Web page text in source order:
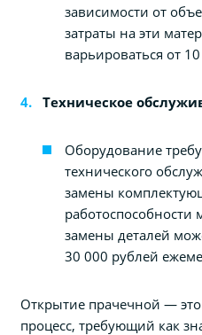
зависимости от
затраты на эти
варьироваться от
Техническое
Оборудование
технического
замены
замены деталей
30 000 рублей
Открытие прачечной —
процесс, требующий как